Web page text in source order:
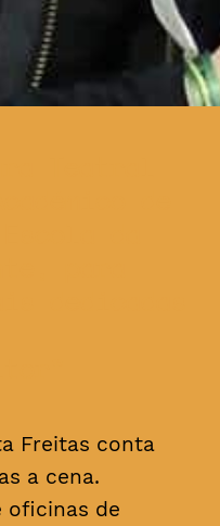
Freitas conta
a cena.
oficinas de